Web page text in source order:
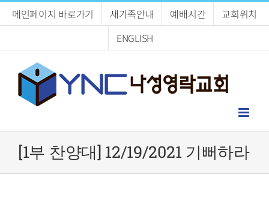
메인페이지 바로가기 새가족안내 예배시간
교회위치
ENGLISH
[1부 찬양대] 12/19/2021 기뻐하라